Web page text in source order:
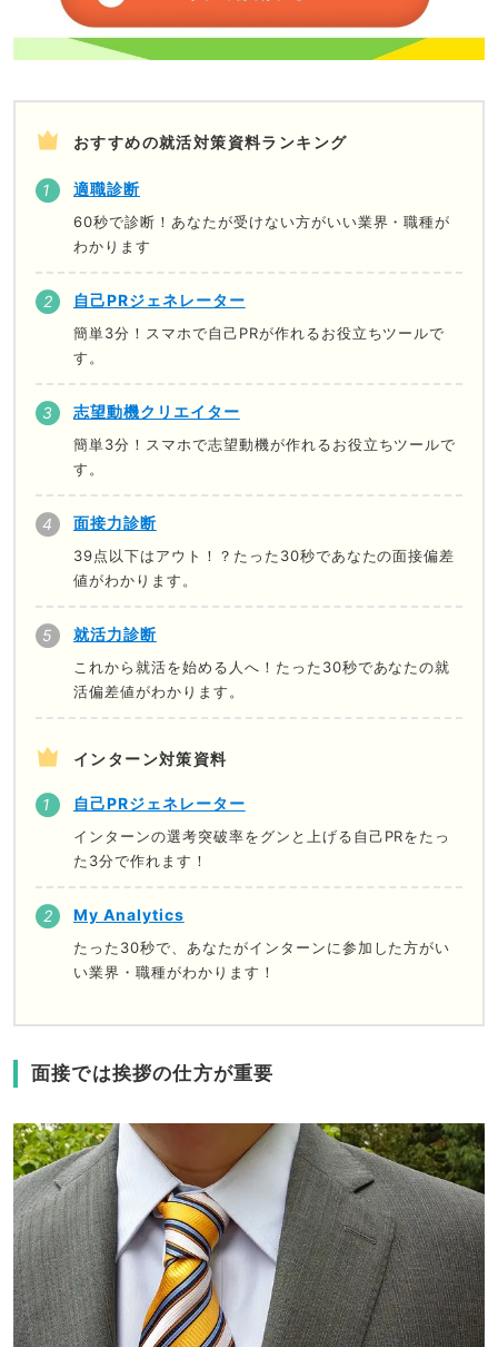
おすすめの就活対策資料ランキング
適職診断
60秒で診断！あなたが受けない方がいい業界・職種が
わかります
自己PRジェネレーター
簡単3分！スマホで自己PRが作れるお役立ちツールで
す。
志望動機クリエイター
簡単3分！スマホで志望動機が作れるお役立ちツールで
す。
面接力診断
39点以下はアウト！？たった30秒であなたの面接偏差
値がわかります。
就活力診断
これから就活を始める人へ！たった30秒であなたの就
活偏差値がわかります。
インターン対策資料
自己PRジェネレーター
インターンの選考突破率をグンと上げる自己PRをたっ
た3分で作れます！
My Analytics
たった30秒で、あなたがインターンに参加した方がい
い業界・職種がわかります！
面接では挨拶の仕方が重要